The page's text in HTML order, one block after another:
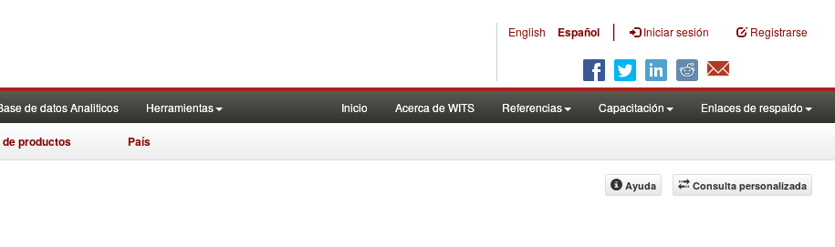
English Español | Iniciar sesión Registrarse
de datos Analiticos Herramientas Inicio Acerca de WITS Referencias Capacitación Enlaces de respaldo
de productos País
Consulta personalizada
Ayuda